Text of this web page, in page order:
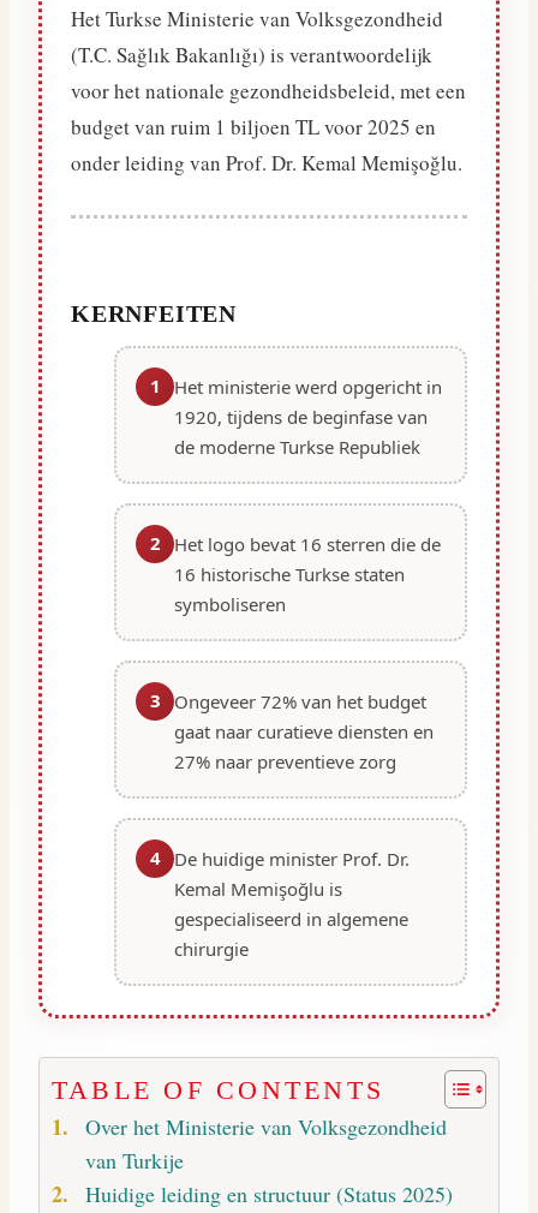
Het Turkse Ministerie van Volksgezondheid
(T.C. Sağlık Bakanlığı) is verantwoordelijk
voor het nationale gezondheidsbeleid, met een
budget van ruim 1 biljoen TL voor 2025 en
onder leiding van Prof. Dr. Kemal Memişoğlu.
KERNFEITEN
1
Het ministerie werd opgericht in
1920, tijdens de beginfase van
de moderne Turkse Republiek
2
Het logo bevat 16 sterren die de
16 historische Turkse staten
symboliseren
3
Ongeveer 72% van het budget
gaat naar curatieve diensten en
27% naar preventieve zorg
4
De huidige minister Prof. Dr.
Kemal Memişoğlu is
gespecialiseerd in algemene
chirurgie
TABLE OF CONTENTS
Over het Ministerie van Volksgezondheid
van Turkije
Huidige leiding en structuur (Status 2025)